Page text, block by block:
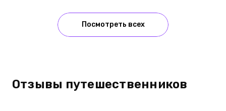
Посмотреть всех
Отзывы путешественников